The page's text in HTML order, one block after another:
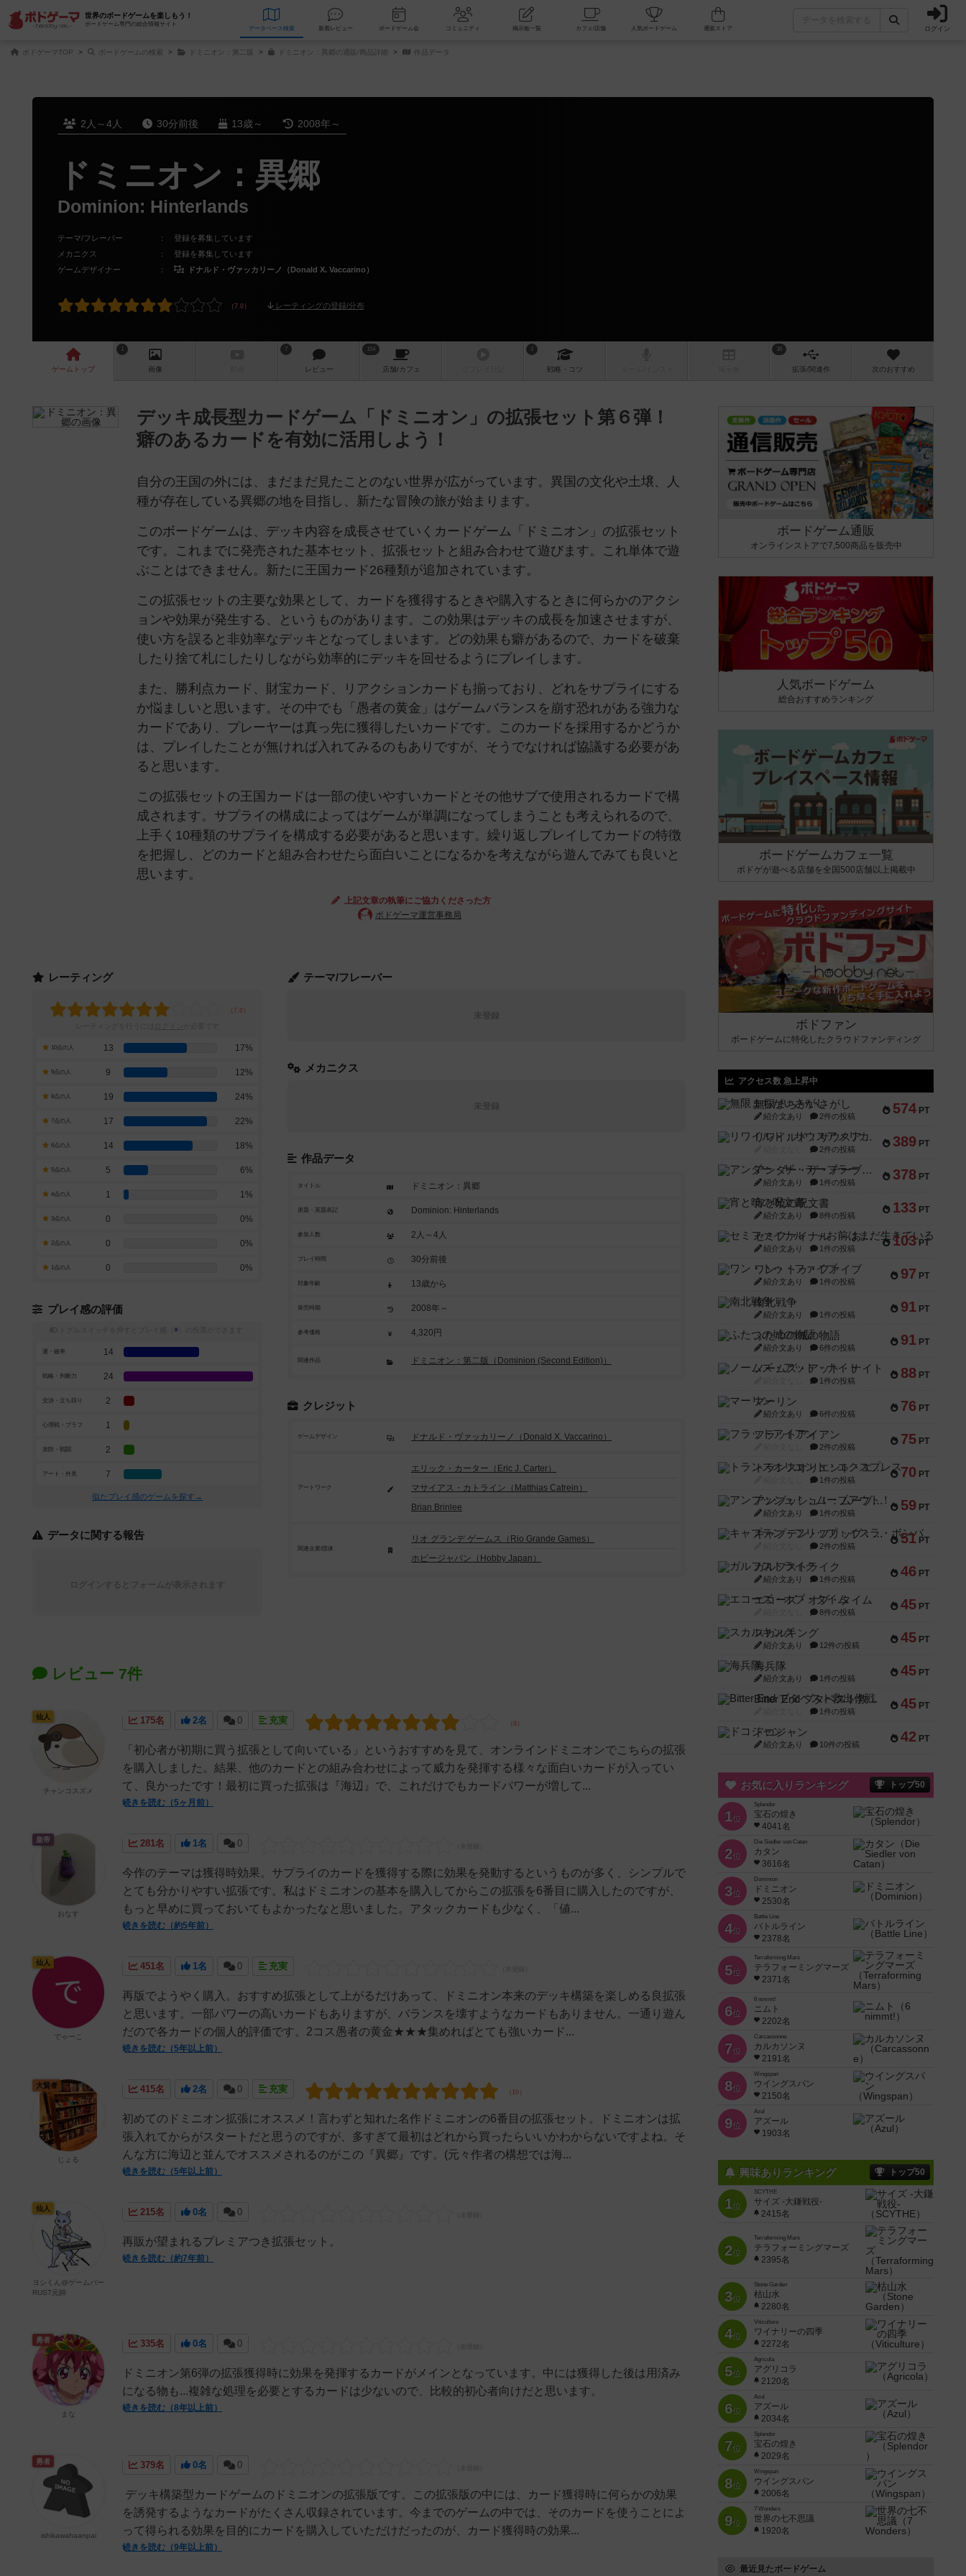
世界のボードゲームを楽しもう！
ボードゲーム専門の総合情報サイト
データベース 検索 新着レビュー ボードゲーム会 コミュニティ 掲示板一覧 カフェ/店舗 人気ボードゲーム ログイン
ボドゲーマTOP ボードゲームの検索 ドミニオン：第二版 ドミニオン：異郷の通販/商品詳細 作品データ
2人～4人 30分前後 13歳～ 2008年～
ドミニオン：異郷
Dominion: Hinterlands
テーマ/フレーバー ： 登録を募集しています
メカニクス
： 登録を募集しています
ゲームデザイナー
： ドナルド・ヴァッカリーノ（Donald X. Vaccarino）
レーティングの登録/分布
ゲーム トップ
1
画像
7
レビュー
154
店舗/カフェ
1
戦略 ・コツ
36
拡張/関連作 次のおすすめ
デッキ成長型カードゲーム「ドミニオン」の拡張セット第６弾！
癖のあるカードを有効に活用しよう！
自分の王国の外には、まだまだ見たことのない世界が広がっています。異国の文化や土壌、人
種が存在している異郷の地を目指し、新たな冒険の旅が始まります。
このボードゲームは、デッキ内容を成長させていくカードゲーム「ドミニオン」の拡張セット
です。これまでに発売された基本セット、拡張セットと組み合わせて遊びます。これ単体で遊
ぶことはできません。新たに王国カード26種類が追加されています。
この拡張セットの主要な効果として、カードを獲得するときや購入するときに何らかのアクシ
ョンや効果が発生する、というものがあります。この効果はデッキの成長を加速させますが、
使い方を誤ると非効率なデッキとなってしまいます。どの効果も癖があるので、カードを破棄
したり捨て札にしたりしながら効率的にデッキを回せるようにプレイします。
また、勝利点カード、財宝カード、リアクションカードも揃っており、どれをサプライにする
か悩ましいと思います。その中でも「愚者の黄金」はゲームバランスを崩す恐れがある強力な
カードであり、プレーヤーは真っ先に獲得したいカードです。このカードを採用するかどうか
は、プレイしたことが無ければ入れてみるのもありですが、そうでなければ協議する必要があ
ると思います。
この拡張セットの王国カードは一部の使いやすいカードとその他サブで使用されるカードで構
成されます。サプライの構成によってはゲームが単調になってしまうことも考えられるので、
上手く10種類のサプライを構成する必要があると思います。繰り返しプレイしてカードの特徴
を把握し、どのカードと組み合わせたら面白いことになるかを考えながら遊んでみても良いと
思います。
上記文章の執筆にご協力くださった方
ボドゲーマ運営事務局
テーマ/フレーバー
メカニクス
作品データ
タイトル ドミニオン：異郷
原題・英題表記 Dominion: Hinterlands
参加人数 2人～4人
プレイ時間 30分前後
対象年齢 13歳から
発売時期 2008年～
参考価格 4,320円
関連作品 ドミニオン：第二版（Dominion (Second Edition)）
クレジット
ゲームデザイン ドナルド・ヴァッカリーノ（Donald X. Vaccarino）
アートワーク
エリック・カーター（Eric J. Carter）
マサイアス・カトライン（Matthias Catrein）
Brian Brinlee
関連企業/団体
リオ グランデ ゲームス（Rio Grande Games）
ホビージャパン（Hobby Japan）
レーティング
10点の人 13 17%
9点の人 9 12%
8点の人 19 24%
7点の人 17 22%
6点の人 14 18%
5点の人 5 6%
4点の人 1 1%
3点の人 0 0%
2点の人 0 0%
1点の人 0 0%
プレイ感の評価
※
運・確率 14
戦略・判断力 24
交渉・立ち回り 2
心理戦・ブラフ 1
攻防・戦闘 2
アート・外見 7
似たプレイ感のゲームを探す→
データに関する報告
レビュー 7件
175名 2名 0 充実
「初心者が初期に買う拡張として向いている」というおすすめを見て、オンラインドミニオンでこちらの拡張
を購入しました。結果、他のカードとの組み合わせによって威力を発揮する様々な面白いカードが入ってい
て、良かったです！最初に買った拡張は『海辺』で、これだけでもカードパワーが増して...
続きを読む（5ヶ月前）
仙人
チャンコスズメ
281名 1名 0
今作のテーマは獲得時効果。サプライのカードを獲得する際に効果を発動するというものが多く、シンプルで
とても分かりやすい拡張です。私はドミニオンの基本を購入してからこの拡張を6番目に購入したのですが、
もっと早めに買っておいてもよかったなと思いました。アタックカードも少なく、「値...
続きを読む（約5年前）
皇帝
おなす
451名 1名 0 充実
再版でようやく購入。おすすめ拡張として上がるだけあって、ドミニオン本来のデッキ構築を楽しめる良拡張
と思います。一部パワーの高いカードもありますが、バランスを壊すようなカードもありません。一通り遊ん
だので各カードの個人的評価です。2コス愚者の黄金★★★集めればとても強いカード...
続きを読む（5年以上前）
仙人
でゃーこ
415名 2名 0 充実
初めてのドミニオン拡張にオススメ！言わずと知れた名作ドミニオンの6番目の拡張セット。ドミニオンは拡
張入れてからがスタートだと思うのですが、多すぎて最初はどれから買ったらいいかわからないですよね。そ
んな方に海辺と並んでオススメされるのがこの『異郷』です。(元々作者の構想では海...
続きを読む（5年以上前）
大賢者
じょる
215名 0名 0
再販が望まれるプレミアつき拡張セット。
続きを読む（約7年前）
仙人
ヨシくん@ゲームバー
RUST元帥
335名 0名 0
ドミニオン第6弾の拡張獲得時に効果を発揮するカードがメインとなっています。中には獲得した後は用済み
になる物も...複雑な処理を必要とするカードは少ないので、比較的初心者向けだと思います。
続きを読む（8年以上前）
勇者
まな
379名 0名 0
デッキ構築型カードゲームのドミニオンの拡張版です。この拡張版の中には、カード獲得時に何らかの効果
を誘発するようなカードがたくさん収録されています。今までのゲームの中では、そのカードを使うことによ
って得られる効果を目的にカードを購入していただけだったのが、カード獲得時の効果...
続きを読む（9年以上前）
勇者
ishikawahaanpai
ボードゲーム通販
オンラインストアで7,500商品を販売中
人気ボードゲーム
総合おすすめランキング
ボードゲームカフェ一覧
ボドゲが遊べる店舗を全国500店舗以上掲載中
ボドファン
ボードゲームに特化したクラウドファンディング
アクセス数 急上昇中
574 PT
無限まちがいさがし
紹介文あり 2件の投稿
389 PT
リワイルド：サウスアメリカ
2件の投稿
378 PT
アンダー・ザ・テーブラー
紹介文あり 1件の投稿
133 PT
宵と暁の呪文書
紹介文あり 8件の投稿
103 PT
セミファイナル ～お前はまだ生きている～
紹介文あり 1件の投稿
97 PT
ワン・トゥ・ファイブ
紹介文あり 1件の投稿
91 PT
南北戦争
紹介文あり 1件の投稿
91 PT
ふたつの城の物語
紹介文あり 6件の投稿
88 PT
ノームズ・アット・ナイト
1件の投稿
76 PT
マーリン
紹介文あり 6件の投稿
75 PT
フラットアイアン
2件の投稿
70 PT
トランスオリエント・エクスプレス
1件の投稿
59 PT
アンブッシュ！：ムーブアウト！
紹介文あり 1件の投稿
51 PT
キャプテン・フリップ：イスラ・ボンバ
2件の投稿
46 PT
ガルフストライク
紹介文あり 1件の投稿
45 PT
エコーズ・オブ・タイム
8件の投稿
45 PT
スカルキング
紹介文あり 12件の投稿
45 PT
海兵隊
紹介文あり 1件の投稿
45 PT
Bitter End ブタペスト救出作戦
1件の投稿
42 PT
ドコジャン
紹介文あり 10件の投稿
お気に入りランキング トップ50
1位
Splendor
宝石の煌き
4041名
2位
Die Siedler von Catan
カタン
3616名
3位
Dominion
ドミニオン
2530名
4位
Battle Line
バトルライン
2378名
5位
Terraforming Mars
テラフォーミングマーズ
2371名
6位
6 nimmt!
ニムト
2202名
7位
Carcassonne
カルカソンヌ
2191名
8位
Wingspan
ウイングスパン
2150名
9位
Azul
アズール
1903名
興味ありランキング トップ50
1位
SCYTHE
サイズ -大鎌戦役-
2415名
2位
Terraforming Mars
テラフォーミングマーズ
2395名
3位
Stone Garden
枯山水
2280名
4位
Viticulture
ワイナリーの四季
2272名
5位
Agricola
アグリコラ
2120名
6位
Azul
アズール
2034名
7位
Splendor
宝石の煌き
2029名
8位
Wingspan
ウイングスパン
2006名
9位
7 Wonders
世界の七不思議
1920名
最近見たボードゲーム